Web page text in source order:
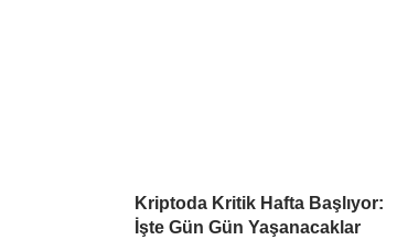
Kriptoda Kritik Hafta Başlıyor:
İşte Gün Gün Yaşanacaklar